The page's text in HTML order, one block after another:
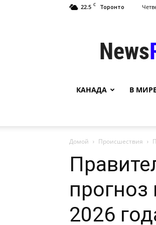
22.5 C Торонто
КАНАДА В МИРЕ
Домой Происшествия
2026